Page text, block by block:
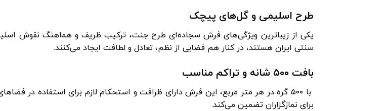
طرح اسلیمی و گل‌های پیچک
یکی از زیباترین ویژگی‌های فرش سجاده‌ای طرح جنت، ترکیب ظریف و هماهنگ نقوش
سنتی ایران هستند، در کنار هم فضایی از نظم، تعادل و لطافت ایجاد می‌کنند.
بافت ۵۰۰ شانه و تراکم مناسب
با ۵۰۰ گره در هر متر مربع، این فرش دارای ظرافت و استحکام لازم برای استفاده در
برای نمازگزاران تضمین می‌کند.